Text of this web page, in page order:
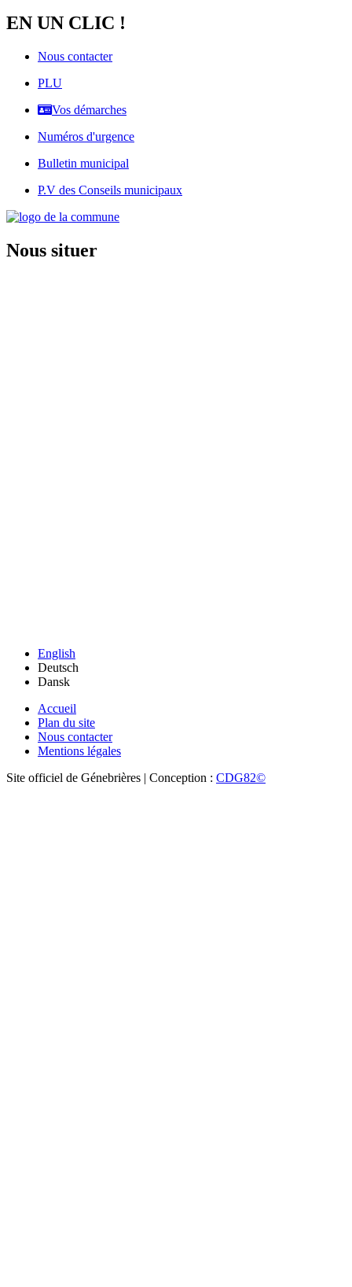
EN UN CLIC !
Nous contacter
PLU
Vos démarches
Numéros d'urgence
Bulletin municipal
P.V des Conseils municipaux
Nous situer
English
Deutsch
Dansk
Accueil
Plan du site
Nous contacter
Mentions légales
Site officiel de Génebrières | Conception : CDG82©